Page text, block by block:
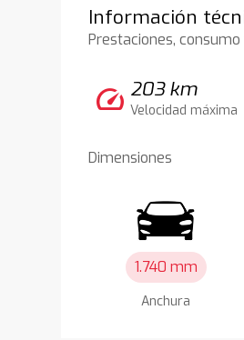
Información
Prestaciones,
speed 203 km
Velocidad máxima
Dimensiones
1.740 mm
Anchura